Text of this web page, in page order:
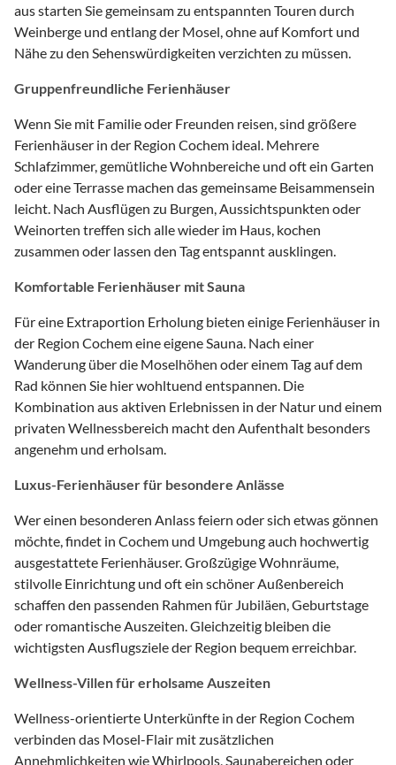
aus starten Sie gemeinsam zu entspannten Touren durch
Weinberge und entlang der Mosel, ohne auf Komfort und
Nähe zu den Sehenswürdigkeiten verzichten zu müssen.
Gruppenfreundliche Ferienhäuser
Wenn Sie mit Familie oder Freunden reisen, sind größere
Ferienhäuser in der Region Cochem ideal. Mehrere
Schlafzimmer, gemütliche Wohnbereiche und oft ein Garten
oder eine Terrasse machen das gemeinsame Beisammensein
leicht. Nach Ausflügen zu Burgen, Aussichtspunkten oder
Weinorten treffen sich alle wieder im Haus, kochen
zusammen oder lassen den Tag entspannt ausklingen.
Komfortable Ferienhäuser mit Sauna
Für eine Extraportion Erholung bieten einige Ferienhäuser in
der Region Cochem eine eigene Sauna. Nach einer
Wanderung über die Moselhöhen oder einem Tag auf dem
Rad können Sie hier wohltuend entspannen. Die
Kombination aus aktiven Erlebnissen in der Natur und einem
privaten Wellnessbereich macht den Aufenthalt besonders
angenehm und erholsam.
Luxus-Ferienhäuser für besondere Anlässe
Wer einen besonderen Anlass feiern oder sich etwas gönnen
möchte, findet in Cochem und Umgebung auch hochwertig
ausgestattete Ferienhäuser. Großzügige Wohnräume,
stilvolle Einrichtung und oft ein schöner Außenbereich
schaffen den passenden Rahmen für Jubiläen, Geburtstage
oder romantische Auszeiten. Gleichzeitig bleiben die
wichtigsten Ausflugsziele der Region bequem erreichbar.
Wellness-Villen für erholsame Auszeiten
Wellness-orientierte Unterkünfte in der Region Cochem
verbinden das Mosel-Flair mit zusätzlichen
Annehmlichkeiten wie Whirlpools, Saunabereichen oder